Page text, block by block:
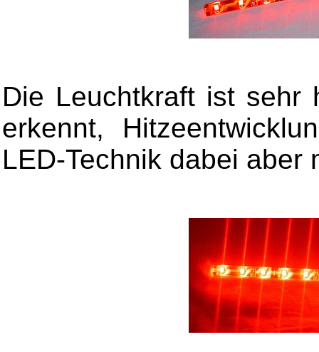
Die Leuchtkraft ist sehr
erkennt,
LED-Technik dabei aber